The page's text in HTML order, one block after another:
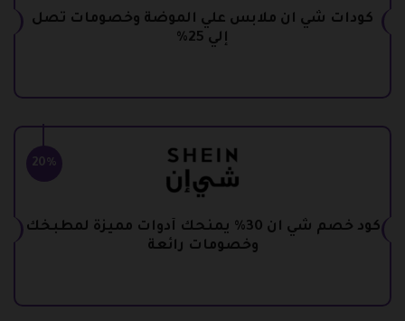
كودات شي ان ملابس علي الموضة وخصومات تصل
إلي 25%
20%
كود خصم شي ان 30% يمنحك أدوات مميزة لمطبخك
وخصومات رائعة